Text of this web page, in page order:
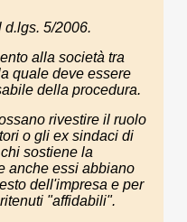
5/2006.
alla società tra
quale deve essere
della procedura.
rivestire il ruolo
o gli ex sindaci di
sostiene la
anche essi abbiano
dell'impresa e per
"affidabili".